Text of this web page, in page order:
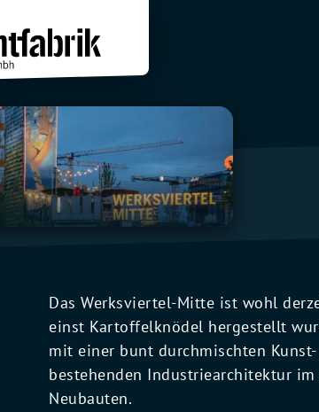
Das Werksviertel-Mitte ist wohl
einst Kartoffelknödel hergestellt
mit einer bunt durchmischten
bestehenden Industriearchitektur
Neubauten.